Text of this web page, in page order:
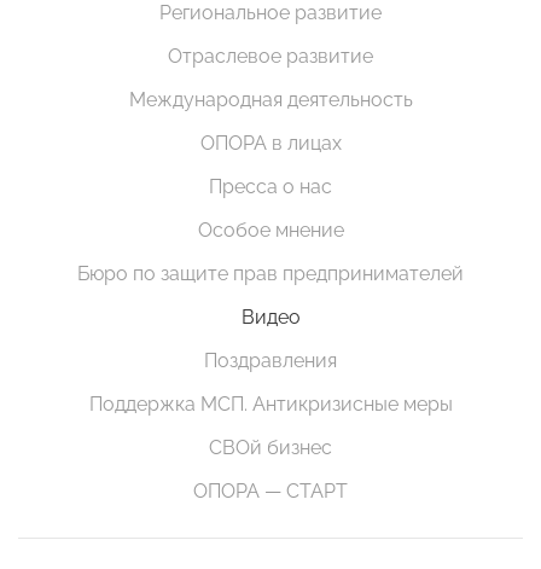
Региональное развитие
Отраслевое развитие
Международная деятельность
ОПОРА в лицах
Пресса о нас
Особое мнение
Бюро по защите прав предпринимателей
Видео
Поздравления
Поддержка МСП. Антикризисные меры
СВОй бизнес
ОПОРА — СТАРТ